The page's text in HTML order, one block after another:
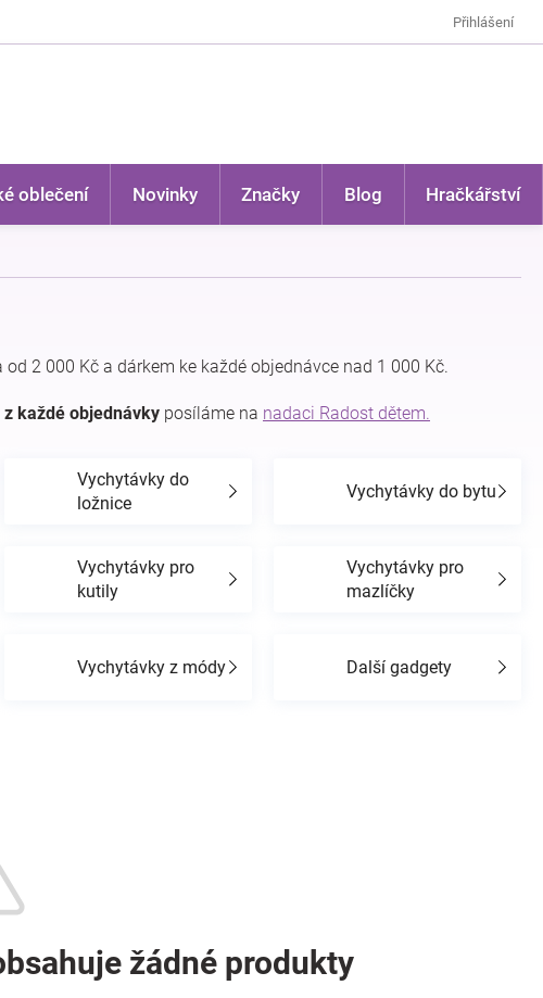
Přihlášení
oblečení Novinky Značky Blog Hračkářství
2 000 Kč a dárkem ke každé objednávce nad 1 000 Kč.
z každé objednávky posíláme na nadaci Radost dětem.
Vychytávky do
ložnice
Vychytávky do bytu
Vychytávky pro
kutily
Vychytávky pro
mazlíčky
Vychytávky z módy Další gadgety